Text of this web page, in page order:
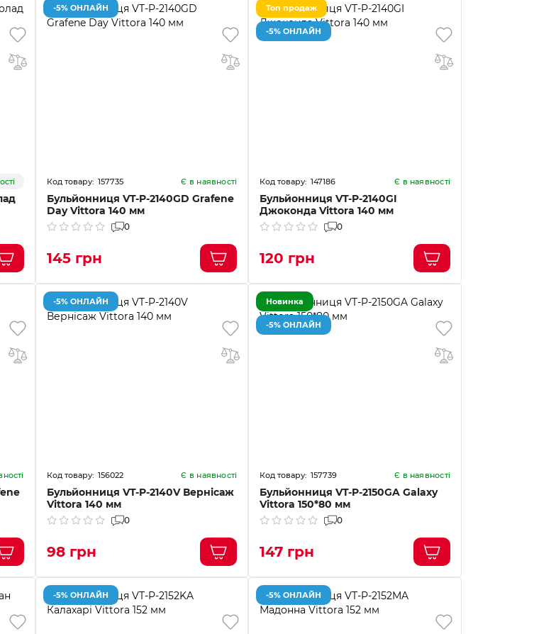
-5% ОНЛАЙН
157735 Є в наявності
Бульйонниця VT-P-2140GD Grafene
Day Vittora 140 мм
0
145 грн
Топ продаж
-5% ОНЛАЙН
147186 Є в наявності
Бульйонниця VT-P-2140GI
Джоконда Vittora 140 мм
0
120 грн
-5% ОНЛАЙН
156022 Є в наявності
Бульйонниця VT-P-2140V Вернісаж
Vittora 140 мм
0
98 грн
Новинка
-5% ОНЛАЙН
157739 Є в наявності
Бульйонниця VT-P-2150GA Galaxy
Vittora 150*80 мм
0
147 грн
-5% ОНЛАЙН -5% ОНЛАЙН